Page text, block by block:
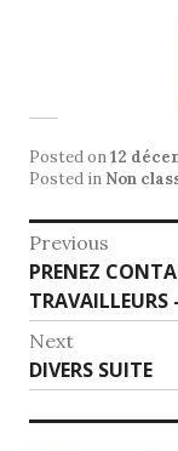
Posted on12
Posted in Non
de
l’article
Previous
Previous
post:
PRENEZ
TRAVAILLEURS
Next
Next
post:
DIVERS SUITE